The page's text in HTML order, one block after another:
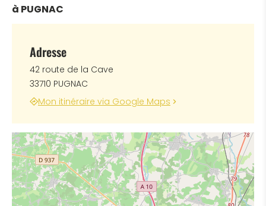
à PUGNAC
Adresse
42 route de la Cave
33710 PUGNAC
Mon itinéraire via Google Maps